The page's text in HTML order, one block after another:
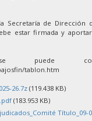
Secretaría de Dirección
estar firmada y
puede
tablon.htm
26.7z (119.438 KB)
(183.953 KB)
Título_09-